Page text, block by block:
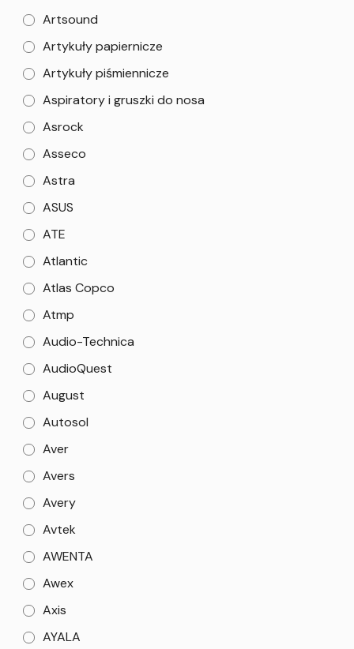
Artsound
Artykuły papiernicze
Artykuły piśmiennicze
Aspiratory i gruszki do nosa
Asrock
Asseco
Astra
ASUS
ATE
Atlantic
Atlas Copco
Atmp
Audio-Technica
AudioQuest
August
Autosol
Aver
Avers
Avery
Avtek
AWENTA
Awex
Axis
AYALA